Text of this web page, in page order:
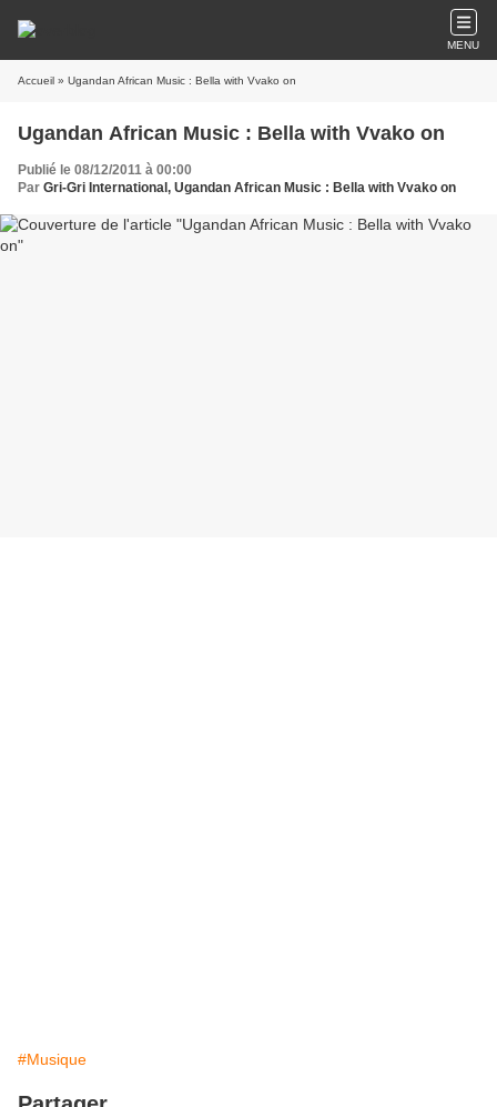
MENU
Accueil » Ugandan African Music : Bella with Vvako on
Ugandan African Music : Bella with Vvako on
Publié le 08/12/2011 à 00:00
Par Gri-Gri International, Ugandan African Music : Bella with Vvako on
#Musique